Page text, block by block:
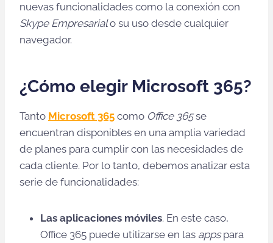
nuevas funcionalidades como la conexión con
Skype Empresarialo su uso desde cualquier
navegador.
¿Cómo elegir Microsoft 365?
Tanto Microsoft 365 como Office 365se
encuentran disponibles en una amplia variedad
de planes para cumplir con las necesidades de
cada cliente. Por lo tanto, debemos analizar esta
serie de funcionalidades:
Las aplicaciones móviles. En este caso,
Office 365 puede utilizarse en las appspara